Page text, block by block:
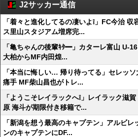
J2サッカー通信
「着々と進化してるの凄いよ❕」FC今治
ス里山スタジアム増席完...
「亀ちゃんの後輩ｷﾀ━」カターレ富山 U-
大柏からMF内田煌...
「本当に悔しい… 帰り待ってる」セレッ
痛手 MF柴山昌也がトレ...
「ようこそレイラックへ❕」レイラック滋
原 海斗が期限付き移籍で...
「新潟を想う最高のキャプテン」アルビ
ンのキャプテンにDF...